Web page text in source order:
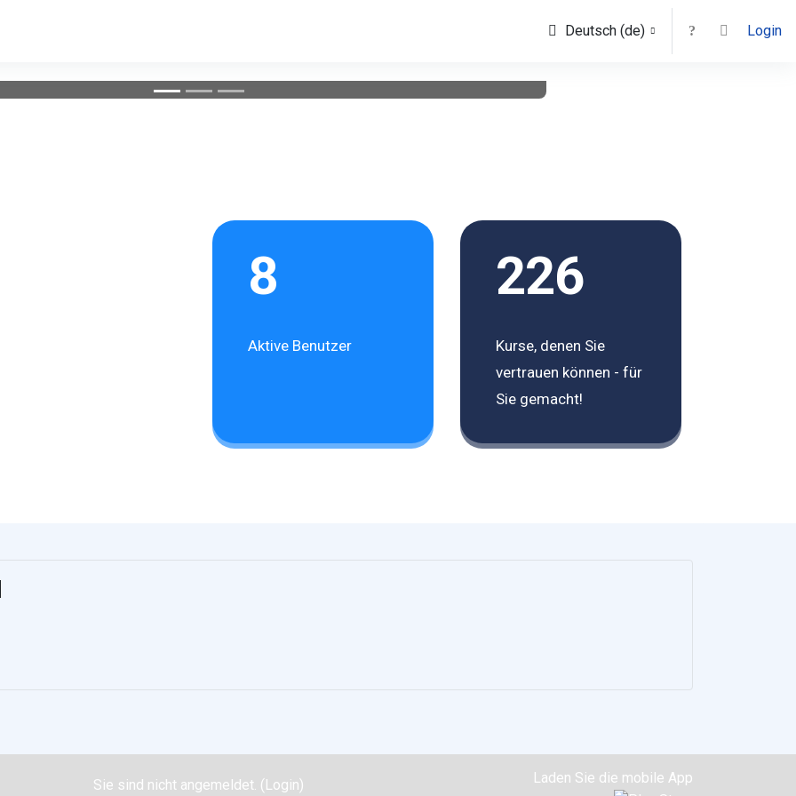
Deutsch ‎(de)‎ Login
8
Aktive Benutzer
226
Kurse, denen Sie
vertrauen können - für
Sie gemacht!
Sie sind nicht angemeldet. (Login) Laden Sie die mobile App